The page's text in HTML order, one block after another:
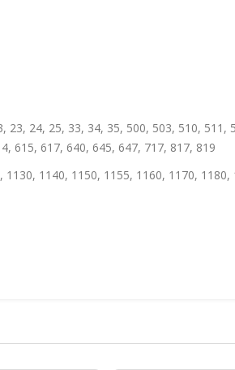
23, 24, 25, 33, 34, 35, 500, 503, 510,
615, 617, 640, 645, 647, 717, 817, 819
1130, 1140, 1150, 1155, 1160, 1170,